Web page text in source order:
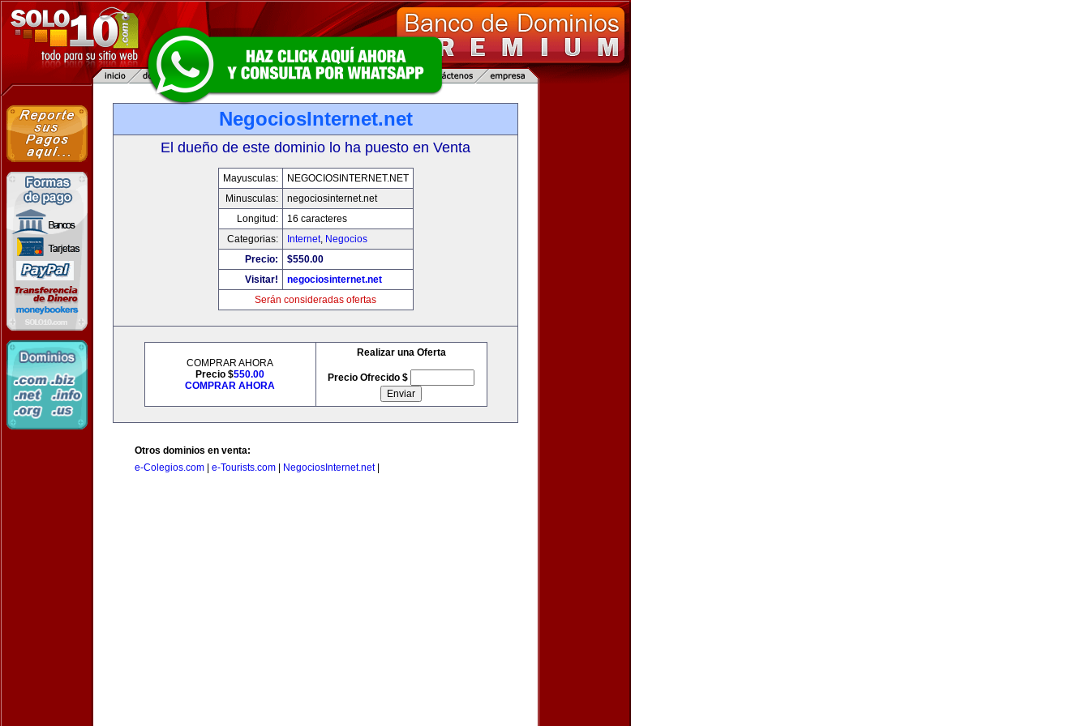
NegociosInternet.net
El dueño de este dominio lo ha puesto en Venta
Mayusculas:
NEGOCIOSINTERNET.NET
Minusculas:
negociosinternet.net
Longitud:
16 caracteres
Categorias:
Internet, Negocios
Precio:
$550.00
Visitar!
negociosinternet.net
Serán consideradas ofertas
COMPRAR AHORA
Precio $550.00
COMPRAR AHORA
Realizar una Oferta
Precio Ofrecido $
Otros dominios en venta:
e-Colegios.com
e-Tourists.com NegociosInternet.net|